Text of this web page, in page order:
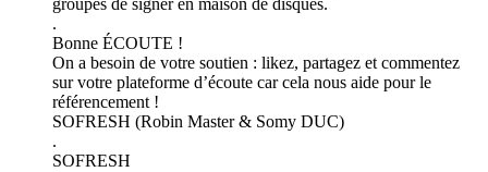
groupes de signer en maison de disques.
.
Bonne ÉCOUTE !
On a besoin de votre soutien : likez, partagez et commentez
sur votre plateforme d’écoute car cela nous aide pour le
référencement !
SOFRESH (Robin Master & Somy DUC)
.
SOFRESH